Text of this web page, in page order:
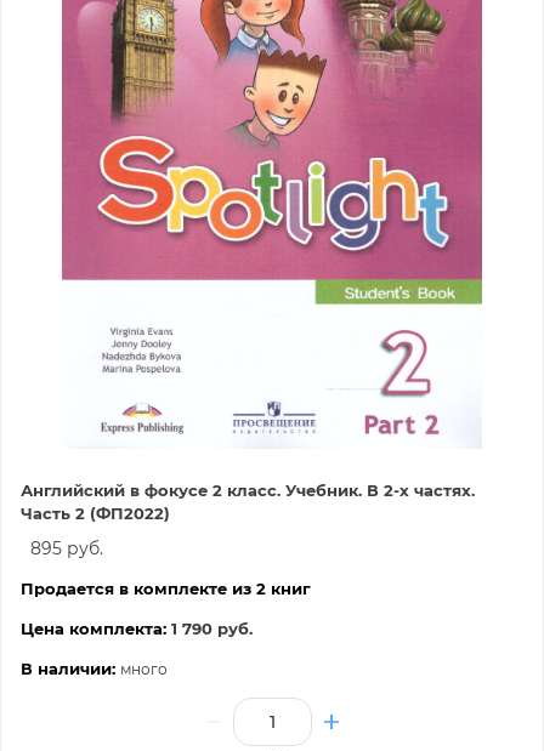
Английский в фокусе 2 класс. Учебник. В 2-х частях.
Часть 2 (ФП2022)
895 руб.
Продается в комплекте из 2 книг
Цена комплекта: 1 790 руб.
В наличии: много